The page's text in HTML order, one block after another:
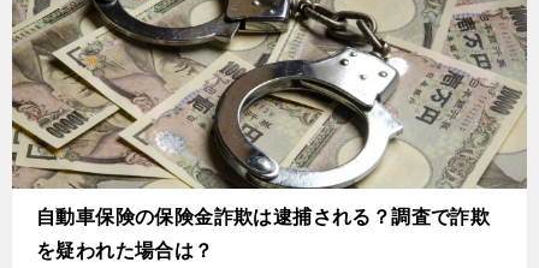
自動車保険の保険金詐欺は逮捕される？調査で詐欺
を疑われた場合は？